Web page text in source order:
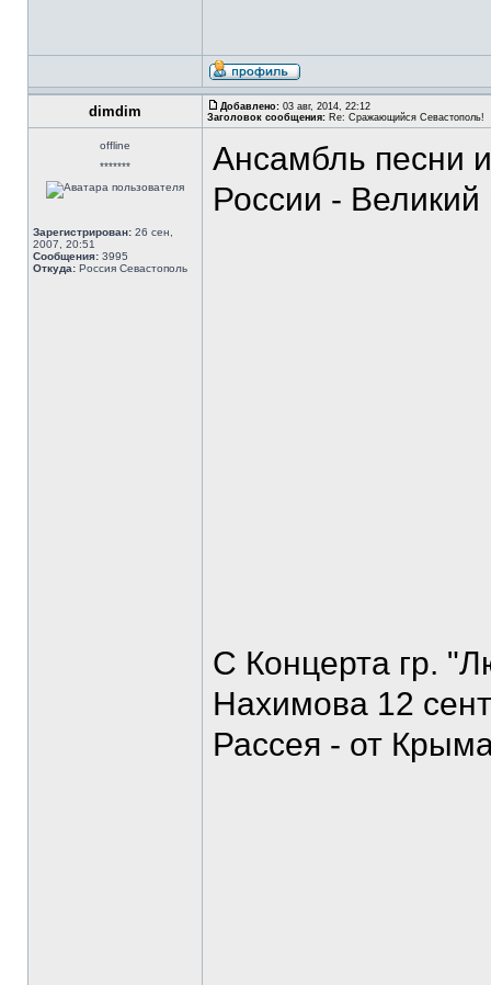
dimdim Добавлено: 03 авг, 2014, 22:12
Заголовок сообщения: Re: Сражающийся Севастополь!
offline
*******
Зарегистрирован: 26 сен,
2007, 20:51
Сообщения: 3995
Откуда: Россия Севастополь
Ансамбль песни
России - Великий
С Концерта гр.
Нахимова 12
Рассея - от